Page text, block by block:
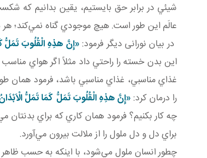
شيئي در برابر حق بايستيم، يقين بدانيم که
عالَم اين ‌طور است. هيچ موجودي گناه نمي‌کند؛
در بيان نورانی ديگر فرمود:«إِنَّ هذِهِ الْقُلُوبَ تَمَلُّ
اين بدن خسته را راحتي داد مثلاً اگر هواي
غذاي مناسبي، غذاي مناسبي باشد، فرمود همان
را درمان کرد: «إِنَّ هذِهِ الْقُلُوبَ تَمَلُّ كَمَا تَمَلُّ
چه کار بکنيم؟ فرمود همان ‌کاري که براي
براي دل و دل ملول را از ملالت بيرون مي‌آورد.
چطور انسان ملول مي‌شود، با اينکه به حسب ظاهر